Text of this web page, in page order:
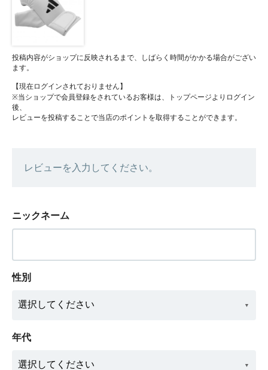
投稿内容がショップに反映されるまで、しばらく時間がかかる場合がござい
ます。
【現在ログインされておりません】
※当ショップで会員登録をされているお客様は、トップページよりログイン
後、
レビューを投稿することで当店のポイントを取得することができます。
レビューを入力してください。
ニックネーム
性別
年代